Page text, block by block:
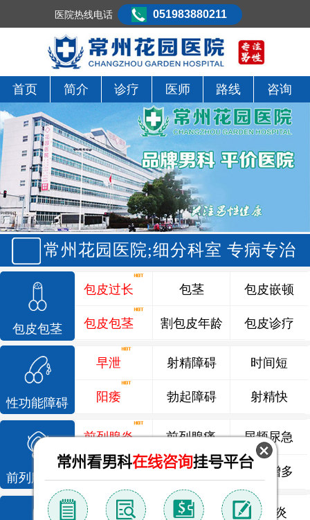
首页 简介 诊疗 医师 路线 咨询
常州花园医院;细分科室 专病专治
包皮包茎
包皮过长
包皮包茎
包茎
割包皮年龄
包皮嵌顿
包皮诊疗
性功能障碍
早泄
阳痿
射精障碍
勃起障碍
时间短
射精快
前列腺疾病
前列腺炎 前列腺痛 尿频尿急
前列腺增生 排尿不畅 夜尿增多
龟头炎 睾丸炎 尿道炎
医院热线电话 051983880211